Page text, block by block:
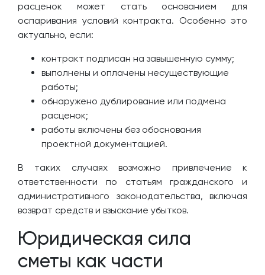
расценок может стать основанием для
оспаривания условий контракта. Особенно это
актуально, если:
контракт подписан на завышенную сумму;
выполнены и оплачены несуществующие
работы;
обнаружено дублирование или подмена
расценок;
работы включены без обоснования
проектной документацией.
В таких случаях возможно привлечение к
ответственности по статьям гражданского и
административного законодательства, включая
возврат средств и взыскание убытков.
Юридическая сила
сметы как части